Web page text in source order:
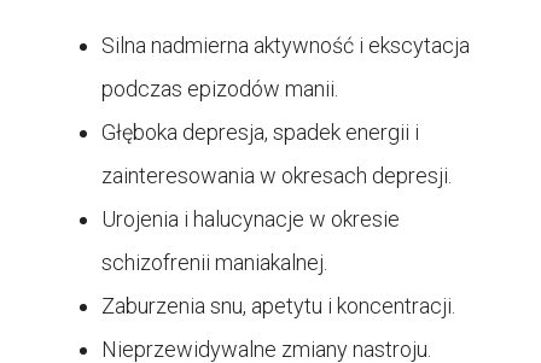
Silna nadmierna aktywność i ekscytacja
podczas epizodów manii.
Głęboka depresja, spadek energii i
zainteresowania w okresach depresji.
Urojenia i halucynacje w okresie
schizofrenii maniakalnej.
Zaburzenia snu, apetytu i koncentracji.
Nieprzewidywalne zmiany nastroju.